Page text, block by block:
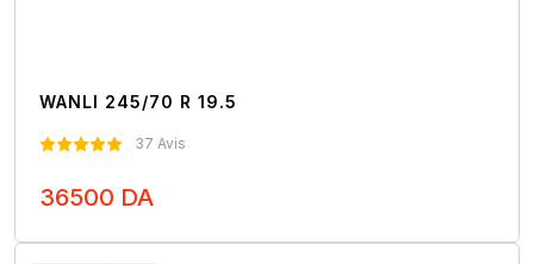
WANLI 245/70 R 19.5
37 Avis
36500 DA